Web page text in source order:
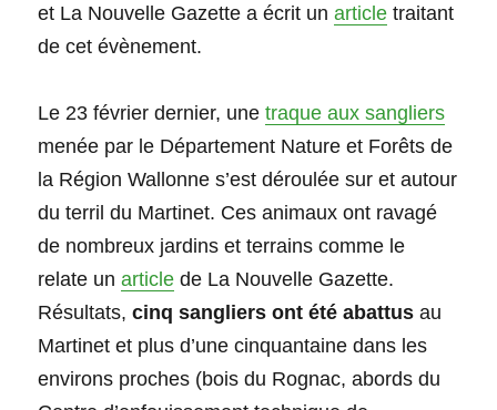
et La Nouvelle Gazette a écrit unarticle traitant
de cet évènement.
Le 23 février dernier, unetraque aux sangliers
menée par le Département Nature et Forêts de
la Région Wallonne s’est déroulée sur et autour
du terril du Martinet. Ces animaux ont ravagé
de nombreux jardins et terrains comme le
relate unarticle de La Nouvelle Gazette.
Résultats,cinq sangliers ont été abattus au
Martinet et plus d’une cinquantaine dans les
environs proches (bois du Rognac, abords du